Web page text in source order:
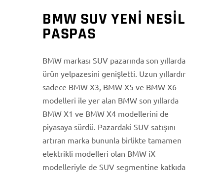
BMW SUV YENI NESIL
PASPAS
BMW markası SUV pazarında son yıllarda
ürün yelpazesini genişletti. Uzun yıllardır
sadece BMW X3, BMW X5 ve BMW X6
modelleri ile yer alan BMW son yıllarda
BMW X1 ve BMW X4 modellerini de
piyasaya sürdü. Pazardaki SUV satışını
artıran marka bununla birlikte tamamen
elektrikli modelleri olan BMW iX
modelleriyle de SUV segmentine katkıda